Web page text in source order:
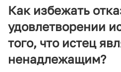
Как избежать
удовлетворении
того, что истец
ненадлежащим?